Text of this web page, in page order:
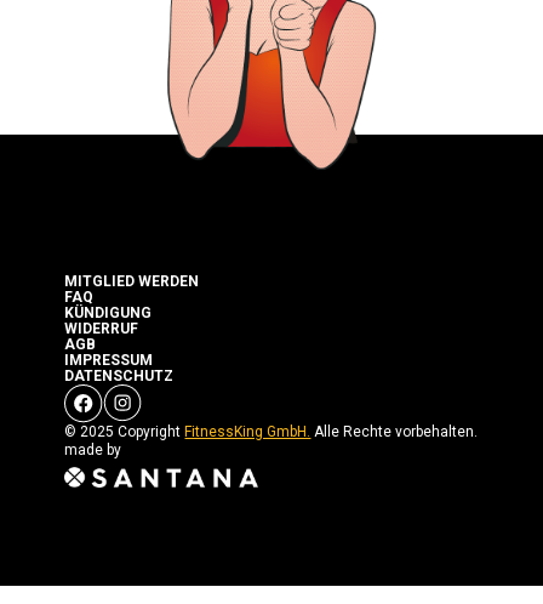
MITGLIED WERDEN
FAQ
KÜNDIGUNG
WIDERRUF
AGB
IMPRESSUM
DATENSCHUTZ
© 2025 CopyrightFitnessKing GmbH. Alle Rechte vorbehalten.
made by